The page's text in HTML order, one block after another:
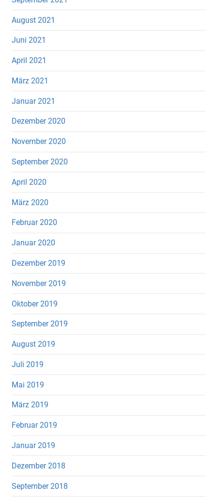
August 2021
Juni 2021
April 2021
März 2021
Januar 2021
Dezember 2020
November 2020
September 2020
April 2020
März 2020
Februar 2020
Januar 2020
Dezember 2019
November 2019
Oktober 2019
September 2019
August 2019
Juli 2019
Mai 2019
März 2019
Februar 2019
Januar 2019
Dezember 2018
September 2018